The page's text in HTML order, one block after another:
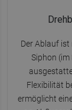
Der Ablauf
Siphon (im
Flexibilität
ermöglicht